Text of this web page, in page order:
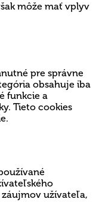
môže mať vplyv
pre správne
obsahuje iba
funkcie a
Tieto cookies
užívateľa,